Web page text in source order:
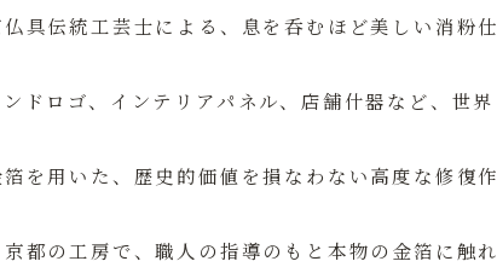
仏具伝統工芸士による、息を呑むほど美しい消粉仕
ドロゴ、インテリアパネル、店舗什器など、世界
を用いた、歴史的価値を損なわない高度な修復作
京都の工房で、職人の指導のもと本物の金箔に触れ